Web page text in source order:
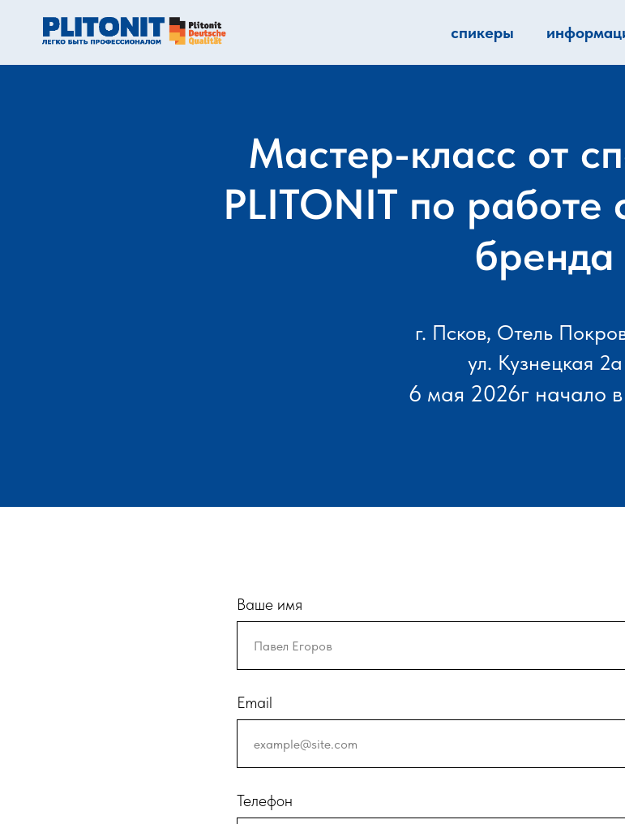
спикеры
Мастер-класс от
PLITONIT по работе
бренда
г. Псков, Отель
ул. Кузнецкая 2а
6 мая 2026г начало
Ваше имя
Email
Телефон